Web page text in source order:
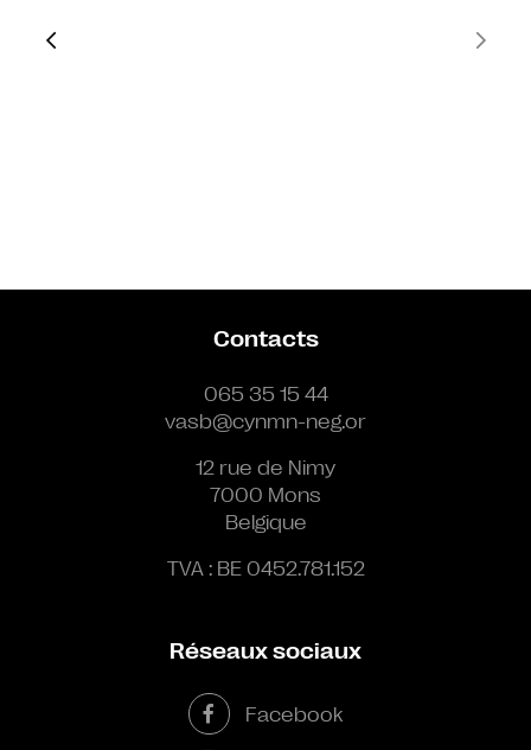
Contacts
065 35 15 44
vasb@cynmn-neg.or
12 rue de Nimy
7000 Mons
Belgique
TVA : BE 0452.781.152
Réseaux sociaux
Facebook